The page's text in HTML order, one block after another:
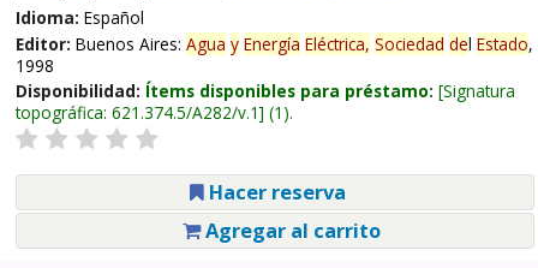
Idioma: Español
Editor: Buenos Aires: Agua y Energía Eléctrica, Sociedad del Estado,
1998
Disponibilidad: Ítems disponibles para préstamo: Signatura
topográfica: 621.374.5/A282/v.1 (1).
Hacer reserva
Agregar al carrito